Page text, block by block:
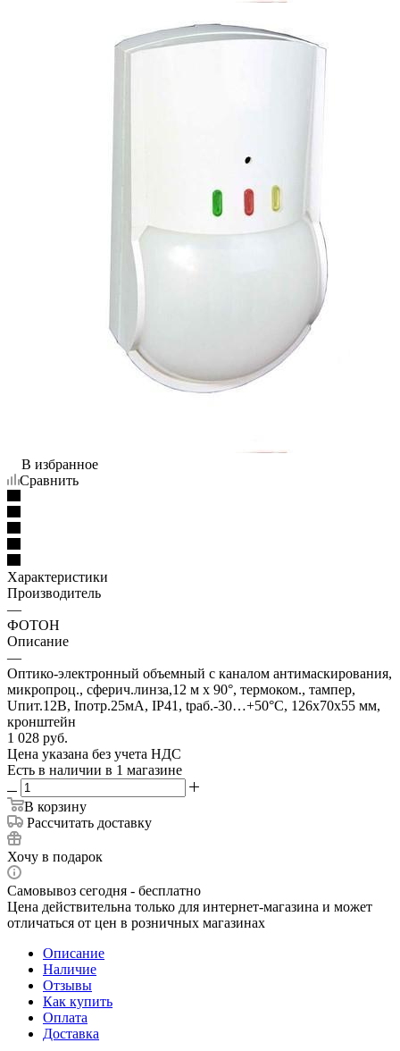
В избранное
Сравнить
Характеристики
Производитель
—
ФОТОН
Описание
—
Оптико-электронный объемный с каналом антимаскирования,
микропроц., сферич.линза,12 м х 90°, термоком., тампер,
Uпит.12В, Iпотр.25мА, IP41, tраб.-30…+50°С, 126х70х55 мм,
кронштейн
1 028 руб.
Цена указана без учета НДС
Есть в наличии в 1 магазине
В корзину
Рассчитать доставку
Хочу в подарок
Самовывоз сегодня - бесплатно
Цена действительна только для интернет-магазина и может
отличаться от цен в розничных магазинах
Описание
Наличие
Отзывы
Как купить
Оплата
Доставка